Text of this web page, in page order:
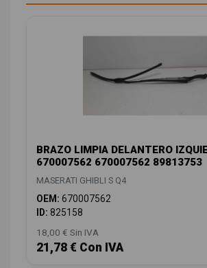
BRAZO LIMPIA DELANTERO
670007562 670007562 89813753
MASERATI GHIBLI S Q4
OEM: 670007562
ID: 825158
18,00 € Sin IVA
21,78 € Con IVA